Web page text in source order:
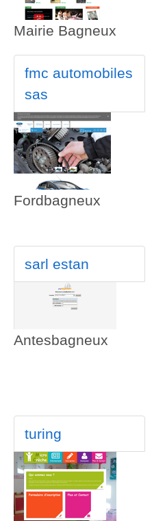
Mairie Bagneux
fmc automobiles
sas
Fordbagneux
sarl estan
Antesbagneux
turing